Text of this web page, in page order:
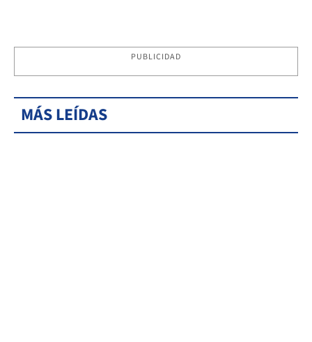
PUBLICIDAD
MÁS LEÍDAS